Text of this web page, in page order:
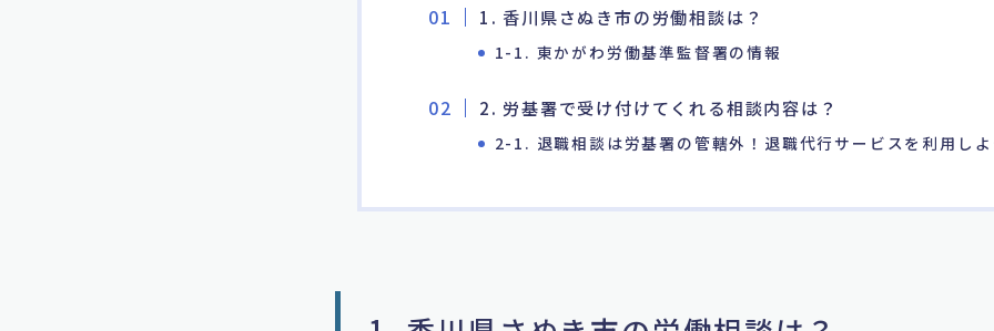
1. 香川県さぬき市の労働相談は？
1-1. 東かがわ労働基準監督署の情報
2. 労基署で受け付けてくれる相談内容は？
2-1. 退職相談は労基署の管轄外！退職代行サービスを利用しよ